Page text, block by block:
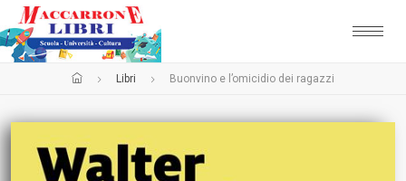
Libri Buonvino e l’omicidio dei ragazzi